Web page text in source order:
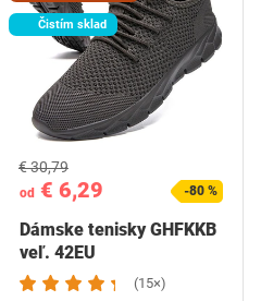
Čistím sklad
od € 6,29
€ 30,79
-80 %
Dámske tenisky GHFKKB
veľ. 42EU
(15×)